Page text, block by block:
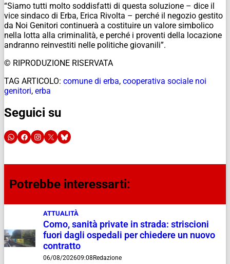
“Siamo tutti molto soddisfatti di questa soluzione – dice il
vice sindaco di Erba, Erica Rivolta – perché il negozio gestito
da Noi Genitori continuerà a costituire un valore simbolico
nella lotta alla criminalità, e perché i proventi della locazione
andranno reinvestiti nelle politiche giovanili”.
© RIPRODUZIONE RISERVATA
TAG ARTICOLO: comune di erba, cooperativa sociale noi
genitori, erba
Seguici su
Potrebbe interessarti:
ATTUALITÀ
Como, sanità private in strada: striscioni
fuori dagli ospedali per chiedere un nuovo
contratto
06/08/202609:08 Redazione